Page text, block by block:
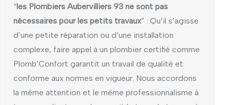
“les Plombiers Aubervilliers 93 ne sont pas
nécessaires pour les petits travaux” : Qu’il s’agisse
d’une petite réparation ou d’une installation
complexe, faire appel à un plombier certifié comme
Plomb’Confort garantit un travail de qualité et
conforme aux normes en vigueur. Nous accordons
la même attention et le même professionnalisme à